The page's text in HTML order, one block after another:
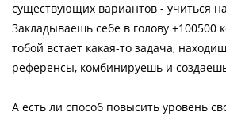
существующих вариантов - учиться
Закладываешь себе в голову +100500
тобой встает какая-то задача,
референсы, комбинируешь и
А есть ли способ повысить уровень